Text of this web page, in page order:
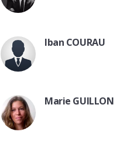
Iban COURAU
Marie GUILLON